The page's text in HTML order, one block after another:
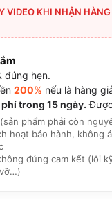
VIDEO KHI NHẬN
đúng hẹn.
200% nếu là hàng
trong 15 ngày.
phẩm phải còn
hoạt bảo hành, không
đúng cam kết (lỗi